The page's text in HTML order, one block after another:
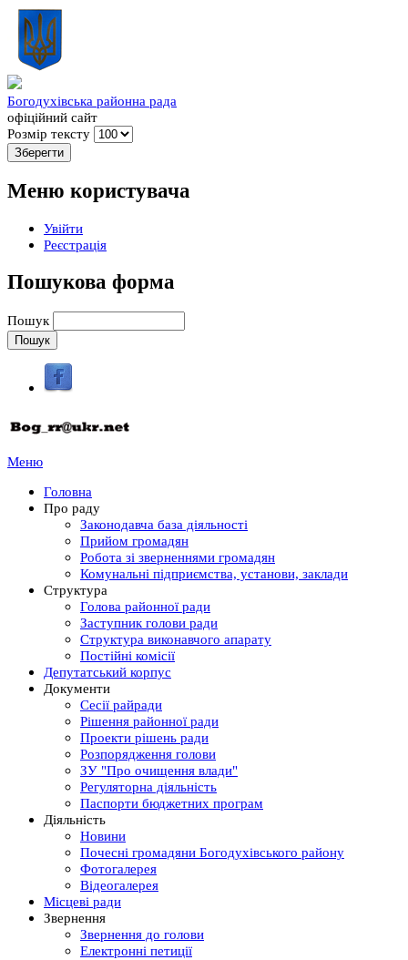
Богодухівська районна рада
офіційний сайт
Розмір тексту
Меню користувача
Увійти
Реєстрація
Пошукова форма
Пошук
Меню
Головна
Про раду
Законодавча база діяльності
Прийом громадян
Робота зі зверненнями громадян
Комунальні підприємства, установи, заклади
Структура
Голова районної ради
Заступник голови ради
Структура виконавчого апарату
Постійні комісії
Депутатський корпус
Документи
Сесії райради
Рішення районної ради
Проекти рішень ради
Розпорядження голови
ЗУ "Про очищення влади"
Регуляторна діяльність
Паспорти бюджетних програм
Діяльність
Новини
Почесні громадяни Богодухівського району
Фотогалерея
Відеогалерея
Місцеві ради
Звернення
Звернення до голови
Електронні петиції